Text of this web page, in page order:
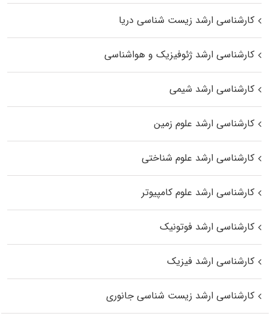
کارشناسی ارشد زیست‌ شناسی دریا
کارشناسی ارشد ژئوفیزیک و هواشناسی
کارشناسی ارشد شیمی
کارشناسی ارشد علوم زمین
کارشناسی ارشد علوم شناختی
کارشناسی ارشد علوم کامپیوتر
کارشناسی ارشد فوتونیک
کارشناسی ارشد فیزیک
کارشناسی ارشد زیست‌ شناسی جانوری